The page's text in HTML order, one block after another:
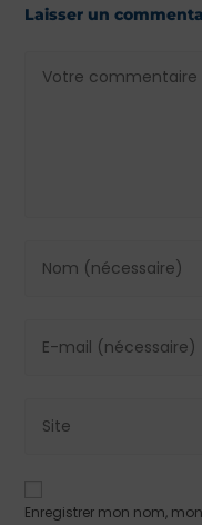
Laisser un
Enregistrer mon nom,